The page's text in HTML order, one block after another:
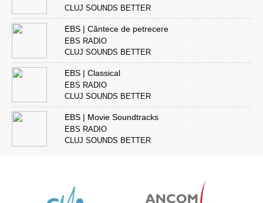
CLUJ SOUNDS BETTER
EBS | Cântece de petrecere
EBS RADIO
CLUJ SOUNDS BETTER
EBS | Classical
EBS RADIO
CLUJ SOUNDS BETTER
EBS | Movie Soundtracks
EBS RADIO
CLUJ SOUNDS BETTER